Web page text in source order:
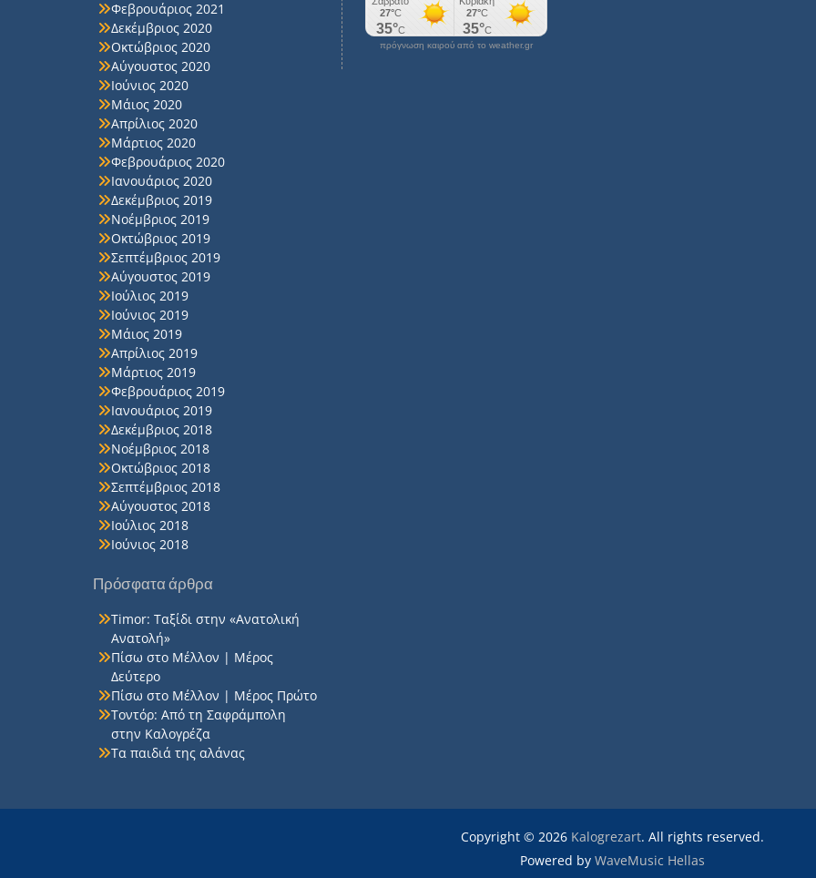
Φεβρουάριος 2021
Δεκέμβριος 2020
Οκτώβριος 2020
Αύγουστος 2020
Ιούνιος 2020
Μάιος 2020
Απρίλιος 2020
Μάρτιος 2020
Φεβρουάριος 2020
Ιανουάριος 2020
Δεκέμβριος 2019
Νοέμβριος 2019
Οκτώβριος 2019
Σεπτέμβριος 2019
Αύγουστος 2019
Ιούλιος 2019
Ιούνιος 2019
Μάιος 2019
Απρίλιος 2019
Μάρτιος 2019
Φεβρουάριος 2019
Ιανουάριος 2019
Δεκέμβριος 2018
Νοέμβριος 2018
Οκτώβριος 2018
Σεπτέμβριος 2018
Αύγουστος 2018
Ιούλιος 2018
Ιούνιος 2018
Πρόσφατα άρθρα
Timor: Ταξίδι στην «Ανατολική
Ανατολή»
Πίσω στο Μέλλον | Μέρος
Δεύτερο
Πίσω στο Μέλλον | Μέρος Πρώτο
Τοντόρ: Από τη Σαφράμπολη
στην Καλογρέζα
Τα παιδιά της αλάνας
πρόγνωση καιρού από το weather.gr
Copyright © 2026 Kalogrezart. All rights reserved.
Powered by WaveMusic Hellas